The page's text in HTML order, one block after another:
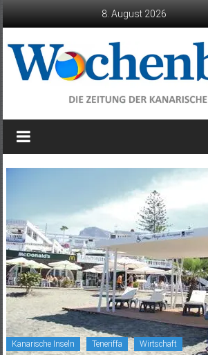
8. August 2026
Wochenblatt
die
Kanarische Inseln Teneriffa Wirtschaft